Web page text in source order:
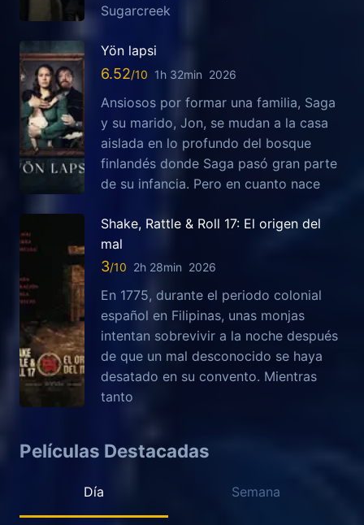
Sugarcreek
Yön lapsi
6.52 1h 32min 2026
Ansiosos por formar una familia, Saga
y su marido, Jon, se mudan a la casa
aislada en lo profundo del bosque
finlandés donde Saga pasó gran parte
de su infancia. Pero en cuanto nace
Shake, Rattle & Roll 17: El origen del
mal
3 2h 28min 2026
En 1775, durante el periodo colonial
español en Filipinas, unas monjas
intentan sobrevivir a la noche después
de que un mal desconocido se haya
desatado en su convento. Mientras
tanto
Películas Destacadas
Día Semana